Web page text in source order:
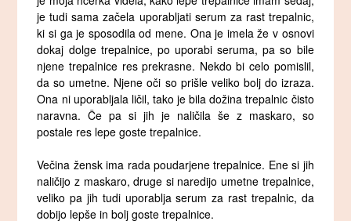
je tudi sama začela uporabljati serum za rast trepalnic,
ki si ga je sposodila od mene. Ona je imela že v osnovi
dokaj dolge trepalnice, po uporabi seruma, pa so bile
njene trepalnice res prekrasne. Nekdo bi celo pomislil,
da so umetne. Njene oči so prišle veliko bolj do izraza.
Ona ni uporabljala ličil, tako je bila dožina trepalnic čisto
naravna. Če pa si jih je naličila še z maskaro, so
postale res lepe goste trepalnice.
Večina žensk ima rada poudarjene trepalnice. Ene si jih
naličijo z maskaro, druge si naredijo umetne trepalnice,
veliko pa jih tudi uporablja serum za rast trepalnic, da
dobijo lepše in bolj goste trepalnice.